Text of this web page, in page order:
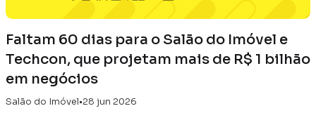
Faltam 60 dias para o Salão do Imóvel e
Techcon, que projetam mais de R$ 1 bilhão
em negócios
Salão do Imóvel•28 jun 2026